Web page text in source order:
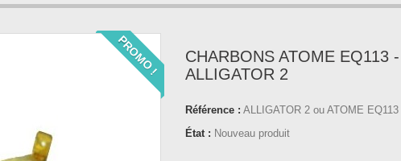
PROMO !
CHARBONS ATOME EQ113 -
ALLIGATOR 2
Référence : ALLIGATOR 2 ou ATOME EQ113
État : Nouveau produit